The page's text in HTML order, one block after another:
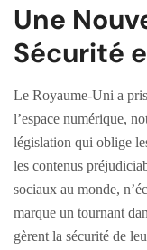
Une
Sécurité
Le Royaume-Uni a
l’espace numérique,
législation qui oblige
les contenus
sociaux au monde,
marque un tournant
gèrent la sécurité de